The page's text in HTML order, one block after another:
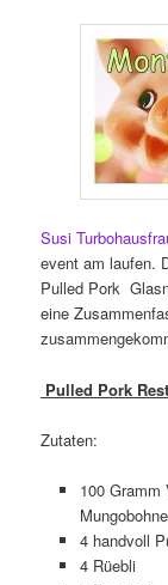
Susi
event am laufen.
Pulled Pork
eine
Pulled Pork
Zutaten:
100 Gramm
4 handvoll
4 Rüebli